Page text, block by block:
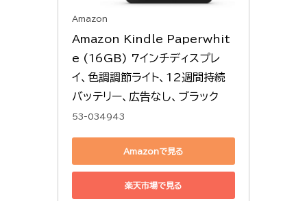
Amazon
Amazon Kindle Paperwhit
e (16GB) 7インチディスプレ
イ、色調調節ライト、12週間持続
バッテリー、広告なし、ブラック
53-034943
Amazonで見る
楽天市場で見る